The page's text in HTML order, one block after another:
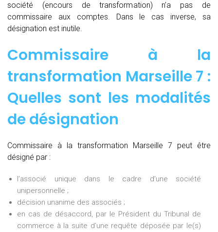
société (encours de transformation) n’a pas de
commissaire aux comptes. Dans le cas inverse, sa
désignation est inutile.
Commissaire à la
transformation Marseille 7 :
Quelles sont les modalités
de désignation
Commissaire à la transformation Marseille 7 peut être
désigné par :
l’associé unique dans le cadre d’une société
unipersonnelle ;
décision unanime des associés ;
en cas de désaccord, par le Président du Tribunal de
commerce à la suite d’une requête déposée par le(s)